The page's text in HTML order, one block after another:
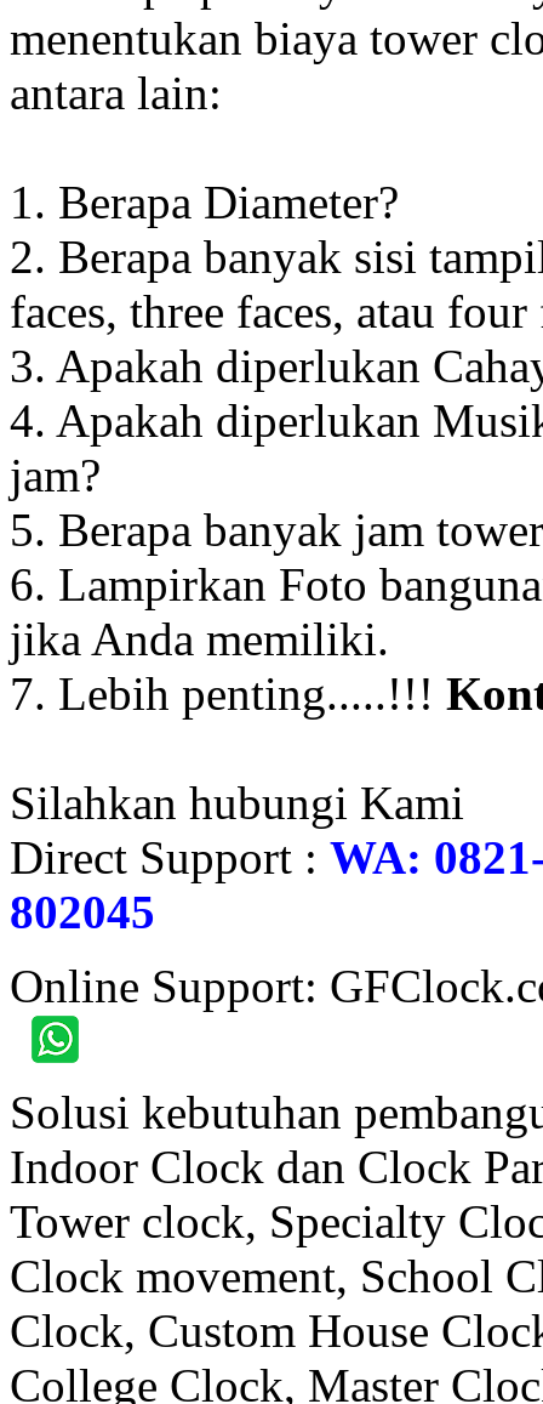
menentukan biaya tower
antara lain:
1. Berapa Diameter?
2. Berapa banyak sisi
faces, three faces, atau four
3. Apakah diperlukan
4. Apakah diperlukan
jam?
5. Berapa banyak jam
6. Lampirkan Foto
jika Anda memiliki.
7. Lebih penting.....!!!
Silahkan hubungi Kami
Direct Support : WA:
802045
Online Support:
Solusi kebutuhan
Indoor Clock dan Clock
Tower clock, Specialty
Clock movement, School
Clock, Custom House
College Clock, Master